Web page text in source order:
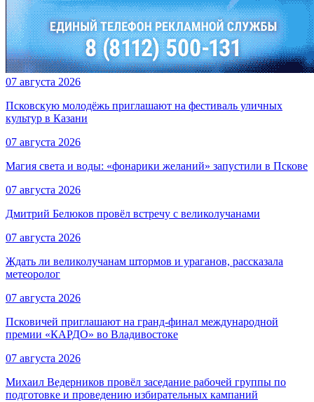
07 августа 2026
Псковскую молодёжь приглашают на фестиваль уличных
культур в Казани
07 августа 2026
Магия света и воды: «фонарики желаний» запустили в Пскове
07 августа 2026
Дмитрий Белюков провёл встречу с великолучанами
07 августа 2026
Ждать ли великолучанам штормов и ураганов, рассказала
метеоролог
07 августа 2026
Псковичей приглашают на гранд‑финал международной
премии «КАРДО» во Владивостоке
07 августа 2026
Михаил Ведерников провёл заседание рабочей группы по
подготовке и проведению избирательных кампаний